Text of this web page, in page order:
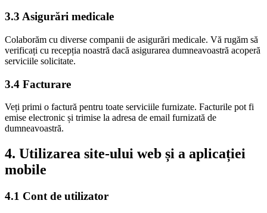
3.3 Asigurări medicale
Colaborăm cu diverse companii de asigurări medicale. Vă rugăm să
verificați cu recepția noastră dacă asigurarea dumneavoastră acoperă
serviciile solicitate.
3.4 Facturare
Veți primi o factură pentru toate serviciile furnizate. Facturile pot fi
emise electronic și trimise la adresa de email furnizată de
dumneavoastră.
4. Utilizarea site-ului web și a aplicației
mobile
4.1 Cont de utilizator